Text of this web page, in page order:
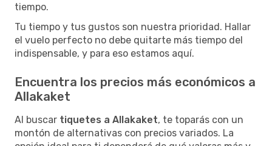
tiempo.
Tu tiempo y tus gustos son nuestra prioridad. Hallar
el vuelo perfecto no debe quitarte más tiempo del
indispensable, y para eso estamos aquí.
Encuentra los precios más económicos a
Allakaket
Al buscar tiquetes a Allakaket, te toparás con un
montón de alternativas con precios variados. La